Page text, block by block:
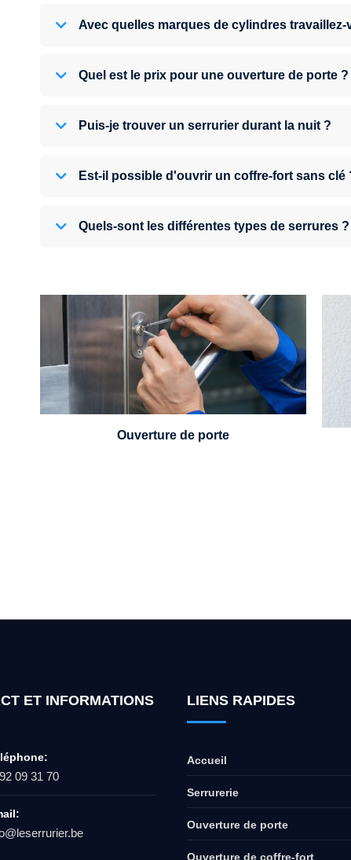
Avec quelles marques de cylindres travaillez-
Quel est le prix pour une ouverture de porte ?
Puis-je trouver un serrurier durant la nuit ?
Est-il possible d'ouvrir un coffre-fort sans clé
Quels-sont les différentes types de serrures ?
Vous avez perdu vos clés ou la porte s'est
refermée derrière vous ? Un serrurier est
disponible 24h/7.
Ouverture de porte
ET INFORMATIONS
09 31 70
LIENS RAPIDES
Accueil
Serrurerie
Ouverture de porte
Ouverture de coffre-fort